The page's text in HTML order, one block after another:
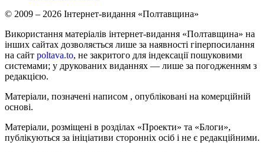
© 2009 – 2026 Інтернет-видання «Полтавщина»
Використання матеріалів інтернет-видання «Полтавщина» на
інших сайтах дозволяється лише за наявності гіперпосилання
на сайт poltava.to, не закритого для індексації пошуковими
системами; у друкованих виданнях — лише за погодженням з
редакцією.
Матеріали, позначені написом , опубліковані на комерційній
основі.
Матеріали, розміщені в розділах «Проекти» та «Блоги»,
публікуються за ініціативи сторонніх осіб і не є редакційними.